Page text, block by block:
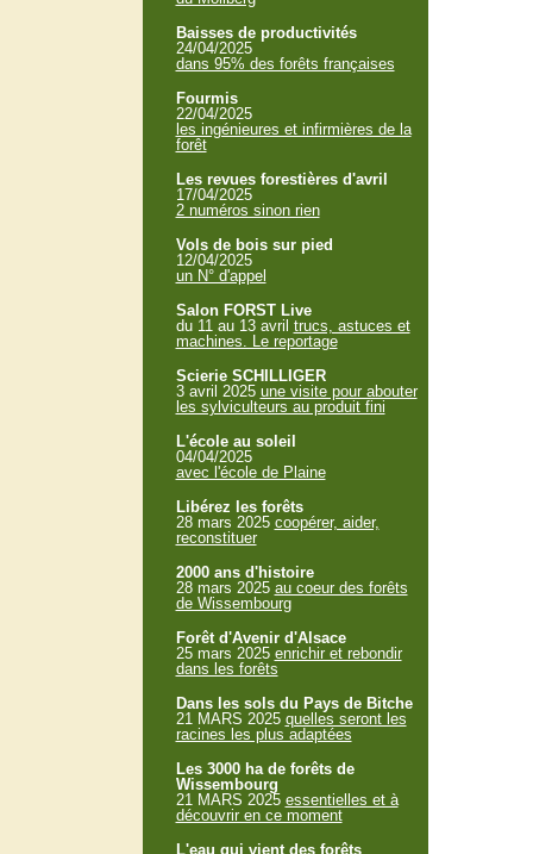
Baisses de productivités
24/04/2025
dans 95% des forêts françaises
Fourmis
22/04/2025
les ingénieures et infirmières de la
forêt
Les revues forestières d'avril
17/04/2025
2 numéros sinon rien
Vols de bois sur pied
12/04/2025
un N° d'appel
Salon FORST Live
du 11 au 13 avril trucs, astuces et
machines. Le reportage
Scierie SCHILLIGER
3 avril 2025 une visite pour abouter
les sylviculteurs au produit fini
L'école au soleil
04/04/2025
avec l'école de Plaine
Libérez les forêts
28 mars 2025 coopérer, aider,
reconstituer
2000 ans d'histoire
28 mars 2025 au coeur des forêts
de Wissembourg
Forêt d'Avenir d'Alsace
25 mars 2025 enrichir et rebondir
dans les forêts
Dans les sols du Pays de Bitche
21 MARS 2025 quelles seront les
racines les plus adaptées
Les 3000 ha de forêts de
Wissembourg
21 MARS 2025 essentielles et à
découvrir en ce moment
L'eau qui vient des forêts